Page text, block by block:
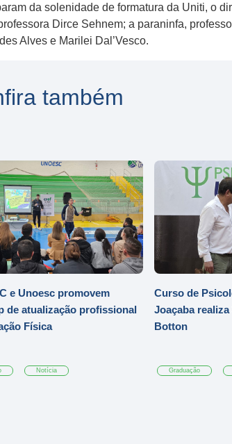
da solenidade de formatura da Uniti, o
Dirce Sehnem; a paraninfa,
Alves e Marilei Dal’Vesco.
também
e Unoesc promovem
de atualização profissional
Física
Notícia
Curso de
Joaçaba
Botton
Graduação